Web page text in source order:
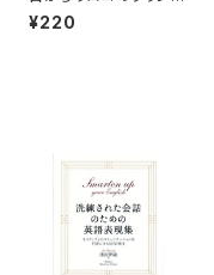
語入門 付属音声
¥220